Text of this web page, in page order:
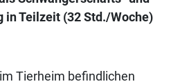
Teilzeit (32 Std./Woche)
Tierheim befindlichen